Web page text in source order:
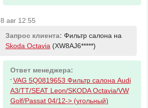
8 авг 12:55
Запрос клиента: Фильтр салона на
Skoda Octavia (XW8AJ6*****)
Ответ менеджера:
- VAG 5Q0819653 Фильтр салона Audi
A3/TT/SEAT Leon/SKODA Octavia/VW
Golf/Passat 04/12-> (угольный)